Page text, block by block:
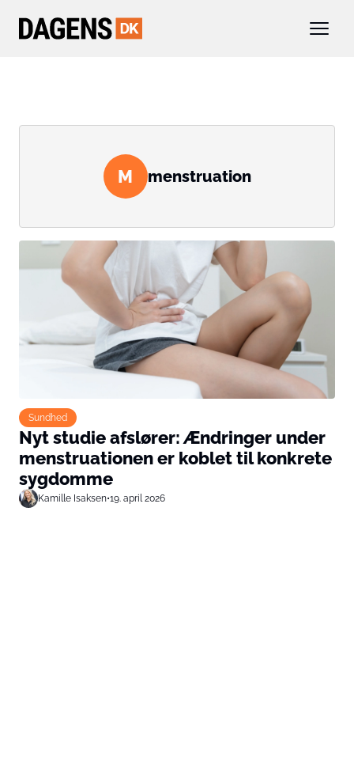
M menstruation
Sundhed
Nyt studie afslører: Ændringer under
menstruationen er koblet til konkrete
sygdomme
Kamille Isaksen•19. april 2026